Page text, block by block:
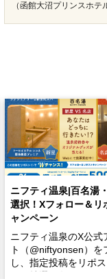
（函館大沼プリンスホテ
ニフティ温泉|百名湯
選択！Xフォロー＆リ
ャンペーン
ニフティ温泉のX公式
ト（@niftyonsen）を
し、指定投稿をリポス